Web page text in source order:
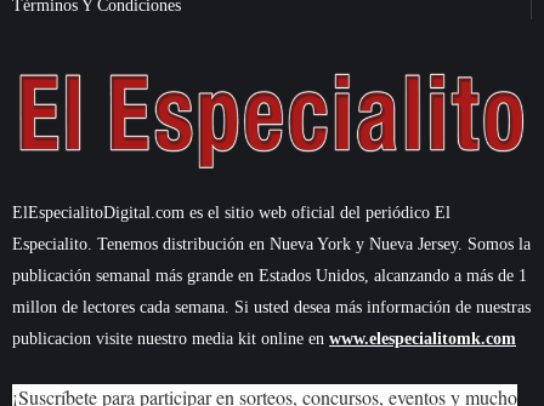
Términos Y Condiciones
ElEspecialitoDigital.com es el sitio web oficial del periódico El
Especialito. Tenemos distribución en Nueva York y Nueva Jersey. Somos la
publicación semanal más grande en Estados Unidos, alcanzando a más de 1
millon de lectores cada semana. Si usted desea más información de nuestras
publicacion visite nuestro media kit online en www.elespecialitomk.com
¡Suscríbete para participar en sorteos, concursos, eventos y mucho